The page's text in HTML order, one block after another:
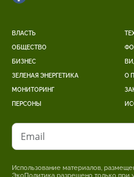
ВЛАСТЬ
ОБЩЕСТВО
БИЗНЕС
ЗЕЛЕНАЯ ЭНЕРГЕТИКА
МОНИТОРИНГ
ПЕРСОНЫ
О
Email
Использование материалов,
ЭкоПолитика разрешено только при